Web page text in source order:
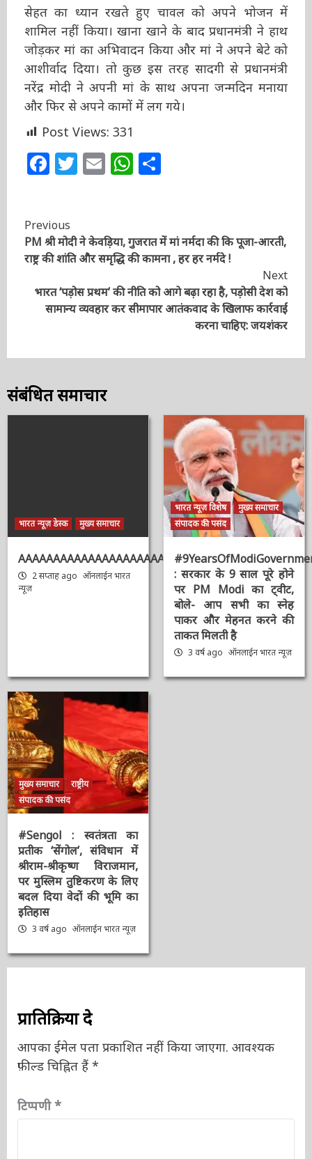
सेहत का ध्यान रखते हुए चावल को अपने भोजन में
शामिल नहीं किया। खाना खाने के बाद प्रधानमंत्री ने हाथ
जोड़कर मां का अभिवादन किया और मां ने अपने बेटे
को आशीर्वाद दिया। तो कुछ इस तरह सादगी से
प्रधानमंत्री नरेंद्र मोदी ने अपनी मां के साथ अपना
जन्मदिन मनाया और फिर से अपने कामों में लग गये।
Post Views: 331
Facebook
Twitter
EmailWhatsApp
Continue
Reading
Previous
PM श्री मोदी ने केवड़िया, गुजरात में मां नर्मदा की कि पूजा-
आरती, राष्ट्र की शांति और समृद्धि की कामना , हर हर नर्मदे !
Next
भारत ‘पड़ोस प्रथम’ की नीति को आगे बढ़ा रहा है, पड़ोसी देश को
सामान्य व्यवहार कर सीमापार आतंकवाद के खिलाफ कार्रवाई
करना चाहिए: जयशंकर
संबंधित समाचार
भारत न्यूज़ डेस्क मुख्य समाचार
AAAAAAAAAAAAAAAAAAAAAAAAAAAAAAAAA
2 सप्ताह ago ऑनलाईन भारत
न्यूज़
भारत न्यूज़ विशेष
मुख्य समाचार
संपादक की पसंद
: सरकार के 9 साल पूरे होने
पर PM Modi का ट्वीट,
बोले- आप सभी का स्नेह
पाकर और मेहनत करने की
ताकत मिलती है
3 वर्ष ago
ऑनलाईन भारत
मुख्य समाचार
राष्ट्रीय
संपादक की पसंद
#Sengol : स्वतंत्रता का
प्रतीक ‘सेंगोल’, संविधान में
श्रीराम-श्रीकृष्ण विराजमान,
पर मुस्लिम तुष्टिकरण के
लिए बदल दिया वेदों की भूमि
का इतिहास
3 वर्ष ago ऑनलाईन भारत
प्रातिक्रिया दे
आपका ईमेल पता प्रकाशित नहीं किया जाएगा. आवश्यक
फ़ील्ड चिह्नित हैं *
टिप्पणी*